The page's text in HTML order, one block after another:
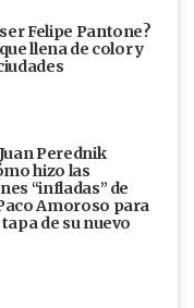
Felipe Pantone?
llena de color y
Perednik
hizo las
“infladas” de
Amoroso para
de su nuevo